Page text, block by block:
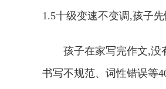
1.5十级变速不变调,孩子
孩子在家写完作文,没
书写不规范、词性错误等